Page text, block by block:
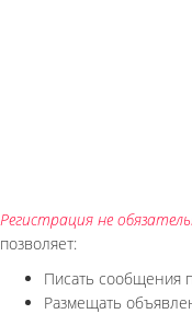
Регистрация не
позволяет:
Писать сообщения
Размещать